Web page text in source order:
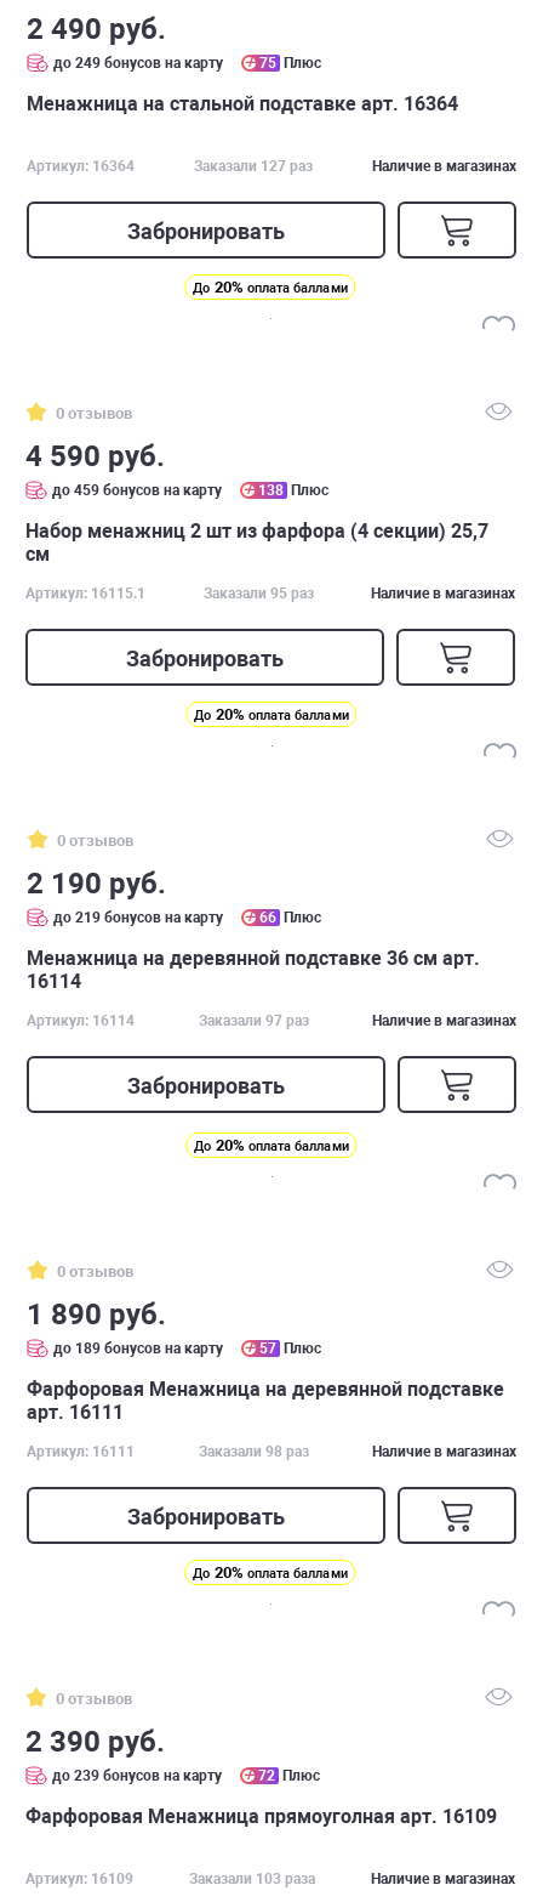
2 490 руб.
до 249 бонусов на карту 75 Плюс
Менажница на стальной подставке арт. 16364
Артикул: 16364 Заказали 127 раз Наличие в магазинах
Забронировать
До 20% оплата баллами
0 отзывов
4 590 руб.
до 459 бонусов на карту 138 Плюс
Набор менажниц 2 шт из фарфора (4 секции) 25,7
см
Артикул: 16115.1 Заказали 95 раз Наличие в магазинах
Забронировать
До 20% оплата баллами
0 отзывов
2 190 руб.
до 219 бонусов на карту 66 Плюс
Менажница на деревянной подставке 36 см арт.
16114
Артикул: 16114 Заказали 97 раз Наличие в магазинах
Забронировать
До 20% оплата баллами
0 отзывов
1 890 руб.
до 189 бонусов на карту 57 Плюс
Фарфоровая Менажница на деревянной подставке
арт. 16111
Артикул: 16111 Заказали 98 раз Наличие в магазинах
Забронировать
До 20% оплата баллами
0 отзывов
2 390 руб.
до 239 бонусов на карту 72 Плюс
Фарфоровая Менажница прямоуголная арт. 16109
Артикул: 16109 Заказали 103 раза Наличие в магазинах